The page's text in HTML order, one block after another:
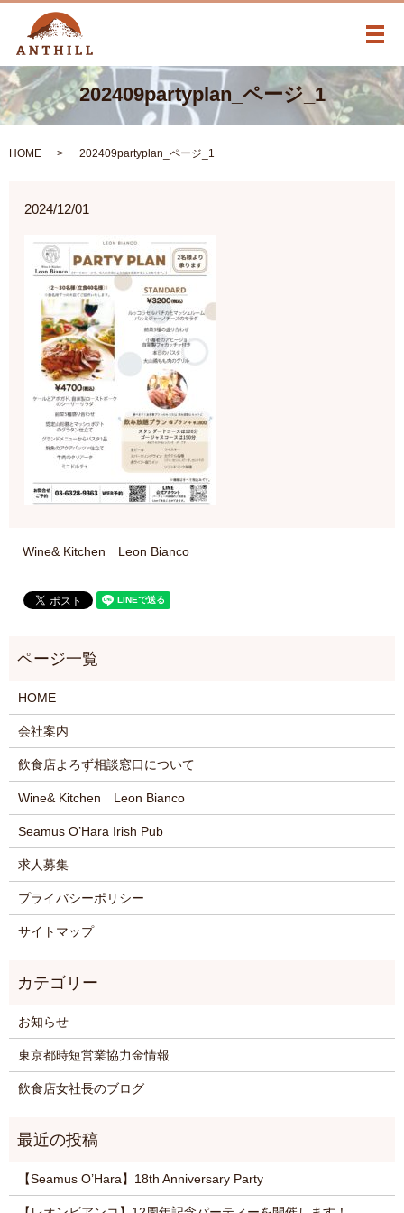
メ
202409partyplan_ページ_1
HOME 202409partyplan_ページ_1
2024/12/01
Wine& Kitchen Leon Bianco
HOME
会社案内
飲食店よろず相談窓口について
Wine& Kitchen Leon Bianco
Seamus O’Hara Irish Pub
求人募集
プライバシーポリシー
サイトマップ
お知らせ
東京都時短営業協力金情報
飲食店女社長のブログ
【Seamus O’Hara】18th Anniversary Party